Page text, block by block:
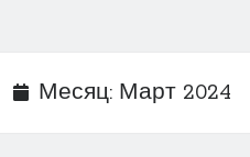
Месяц: Март 2024